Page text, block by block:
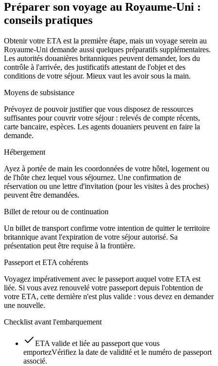
Préparer son voyage au Royaume-Uni :
conseils pratiques
Obtenir votre ETA est la première étape, mais un voyage serein au
Royaume-Uni demande aussi quelques préparatifs supplémentaires.
Les autorités douanières britanniques peuvent demander, lors du
contrôle à l'arrivée, des justificatifs attestant de l'objet et des
conditions de votre séjour. Mieux vaut les avoir sous la main.
Moyens de subsistance
Prévoyez de pouvoir justifier que vous disposez de ressources
suffisantes pour couvrir votre séjour : relevés de compte récents,
carte bancaire, espèces. Les agents douaniers peuvent en faire la
demande.
Hébergement
Ayez à portée de main les coordonnées de votre hôtel, logement ou
de l'hôte chez lequel vous séjournez. Une confirmation de
réservation ou une lettre d'invitation (pour les visites à des proches)
peuvent être demandées.
Billet de retour ou de continuation
Un billet de transport confirme votre intention de quitter le territoire
britannique avant l'expiration de votre séjour autorisé. Sa
présentation peut être requise à la frontière.
Passeport et ETA cohérents
Voyagez impérativement avec le passeport auquel votre ETA est
liée. Si vous avez renouvelé votre passeport depuis l'obtention de
votre ETA, cette dernière n'est plus valide : vous devez en demander
une nouvelle.
Checklist avant l'embarquement
ETA valide et liée au passeport que vous
emportezVérifiez la date de validité et le numéro de passeport
associé.